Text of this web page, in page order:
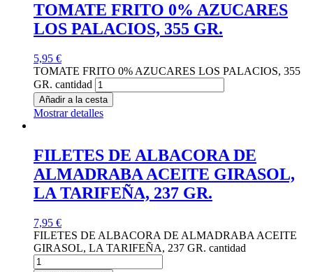
TOMATE FRITO 0% AZUCARES
LOS PALACIOS, 355 GR.
5,95 €
TOMATE FRITO 0% AZUCARES LOS PALACIOS, 355
GR. cantidad
Añadir a la cesta
Mostrar detalles
FILETES DE ALBACORA DE
ALMADRABA ACEITE GIRASOL,
LA TARIFEÑA, 237 GR.
7,95 €
FILETES DE ALBACORA DE ALMADRABA ACEITE
GIRASOL, LA TARIFEÑA, 237 GR. cantidad